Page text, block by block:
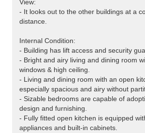
View:
- It looks out to the other buildings at a
distance.
Internal Condition:
- Building has lift access and security
- Bright and airy living and dining room
windows & high ceiling.
- Living and dining room with an open
especially spacious and airy without
- Sizable bedrooms are capable of
design and furnishing.
- Fully fitted open kitchen is equipped
appliances and built-in cabinets.